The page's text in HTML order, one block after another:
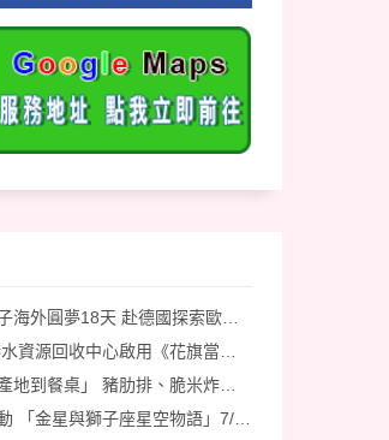
圓夢18天 赴德國探索歐洲綠能永續工業
資源回收中心啟用《花旗當舖》
餐桌」 豬肋排、脆米炸雞創意料理登場
金星與獅子座星空物語」7/18海口登場